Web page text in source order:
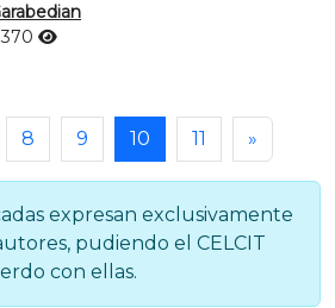
8 9 10 11 »
expresan exclusivamente
pudiendo el CELCIT
con ellas.